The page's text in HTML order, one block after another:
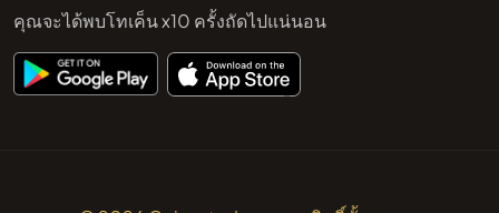
คุณจะได้พบโทเค็น x10 ครั้งถัดไปแน่นอน